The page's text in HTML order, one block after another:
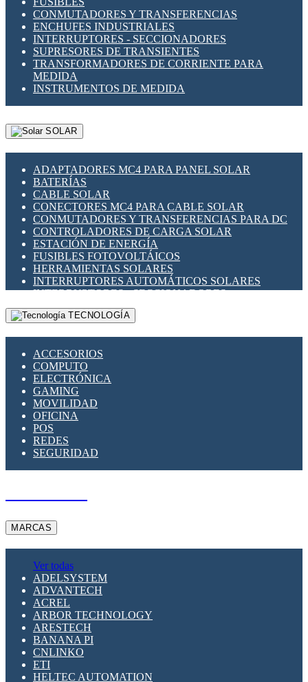
CONMUTADORES Y TRANSFERENCIAS
ENCHUFES INDUSTRIALES
INTERRUPTORES - SECCIONADORES
SUPRESORES DE TRANSIENTES
TRANSFORMADORES DE CORRIENTE PARA
MEDIDA
INSTRUMENTOS DE MEDIDA
SOLAR
ADAPTADORES MC4 PARA PANEL SOLAR
BATERÍAS
CABLE SOLAR
CONECTORES MC4 PARA CABLE SOLAR
CONMUTADORES Y TRANSFERENCIAS PARA DC
CONTROLADORES DE CARGA SOLAR
ESTACIÓN DE ENERGÍA
FUSIBLES FOTOVOLTÁICOS
HERRAMIENTAS SOLARES
INTERRUPTORES AUTOMÁTICOS SOLARES
INTERRUPTORES - SECCIONADORES
FOTOVOLTÁICOS
MONTAJE PANEL SOLAR
SUPRESOR DE TRANSIENTES SPDS PARA
APLICACIONES FOTOVOLTAICAS
TECNOLOGÍA
ACCESORIOS
COMPUTO
ELECTRÓNICA
GAMING
MOVILIDAD
OFICINA
POS
REDES
SEGURIDAD
MARCAS
Ver todas
ADELSYSTEM
ADVANTECH
ACREL
ARBOR TECHNOLOGY
ARESTECH
BANANA PI
CNLINKO
ETI
HELTEC AUTOMATION